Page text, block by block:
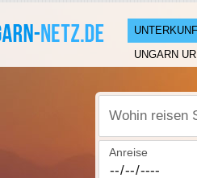
UNGARN
Wohin reisen
Anreise